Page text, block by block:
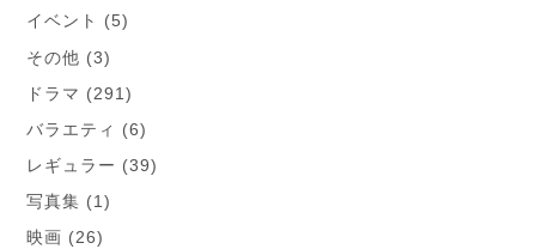
イベント
(5)
その他 (3)
ドラマ (291)
バラエティ
(6)
レギュラー (39)
写真集 (1)
映画 (26)